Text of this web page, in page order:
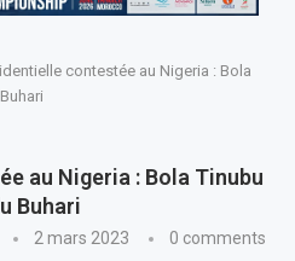
contestée au Nigeria : Bola
au Nigeria : Bola Tinubu
Buhari
2 mars 2023 0 comments